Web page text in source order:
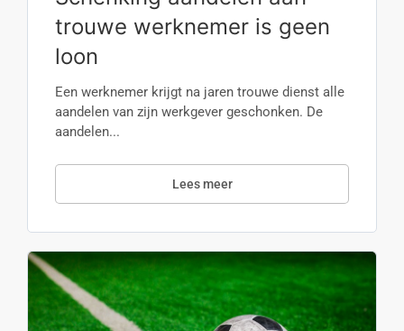
trouwe werknemer is geen
loon
Een werknemer krijgt na jaren trouwe dienst alle
aandelen van zijn werkgever geschonken. De
aandelen...
Lees meer